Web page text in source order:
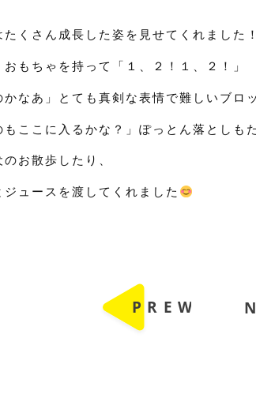
くさん成長した姿を見せてくれました！
もちゃを持って「１、２！１、２！」
かなあ」とても真剣な表情で難しいブロ
もここに入るかな？」ぽっとん落としも
お散歩したり、
ジュースを渡してくれました